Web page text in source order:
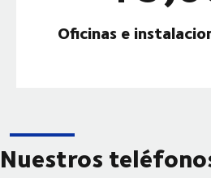
Oficinas e
Nuestros